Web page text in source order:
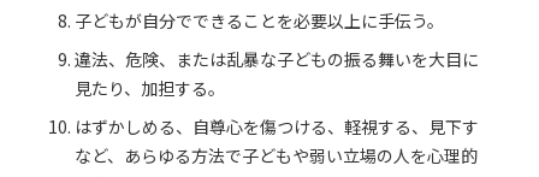
子どもが自分でできることを必要以上に手伝う。
違法、危険、または乱暴な子どもの振る舞いを大目に
見たり、加担する。
はずかしめる、自尊心を傷つける、軽視する、見下す
など、あらゆる方法で子どもや弱い立場の人を心理的